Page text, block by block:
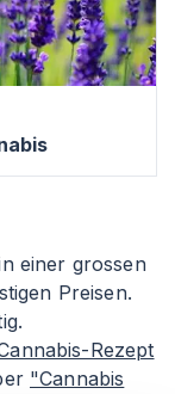
einer grossen
Preisen.
Rezept
"Cannabis